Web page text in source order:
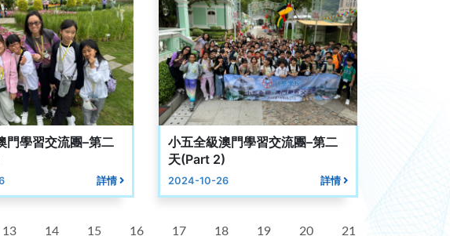
門學習交流團–第二
詳情
小五全級澳門學習交流團–第二
天(Part 2)
2024-10-26 詳情
13 14 15 16 17 18 19 20 21